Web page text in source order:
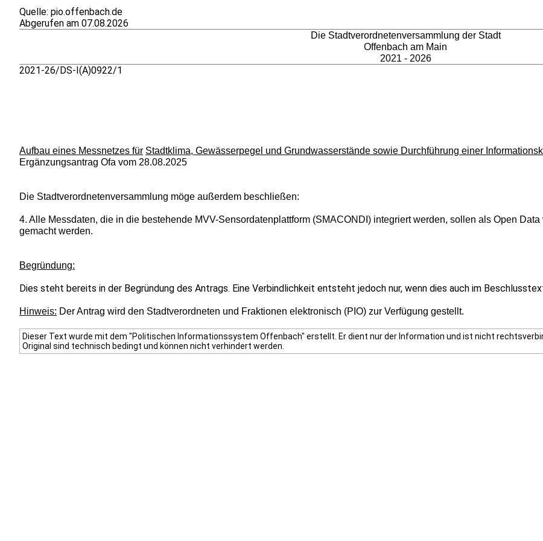
Quelle: pio.offenbach.de
Abgerufen am 07.08.2026
Die Stadtverordnetenversammlung der Stadt
Offenbach am Main
2021 - 2026
2021-26/DS-I(A)0922/1
Aufbau eines Messnetzes für Stadtklima, Gewässerpegel und Grundwasserstände sowie Durchführung einer
Ergänzungsantrag Ofa vom 28.08.2025
Die Stadtverordnetenversammlung möge außerdem beschließen:
4. Alle Messdaten, die in die bestehende MVV-Sensordatenplattform (SMACONDI) integriert werden, sollen als Open
gemacht werden.
Begründung:
Dies steht bereits in der Begründung des Antrags. Eine Verbindlichkeit entsteht jedoch nur, wenn dies auch im
Hinweis: Der Antrag wird den Stadtverordneten und Fraktionen elektronisch (PIO) zur Verfügung gestellt.
Dieser Text wurde mit dem "Politischen Informationssystem Offenbach" erstellt. Er dient nur der Information und ist nicht
Original sind technisch bedingt und können nicht verhindert werden.